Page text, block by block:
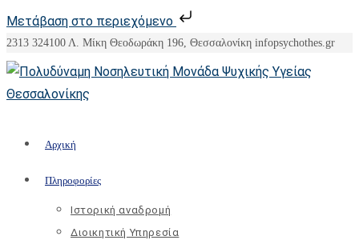
Μετάβαση στο περιεχόμενο
Skip
to
content
2313 324100 Λ. Μίκη Θεοδωράκη 196, Θεσσαλονίκη infopsychothes.gr
Αρχική
Πληροφορίες
Ιστορική αναδρομή
Διοικητική Υπηρεσία